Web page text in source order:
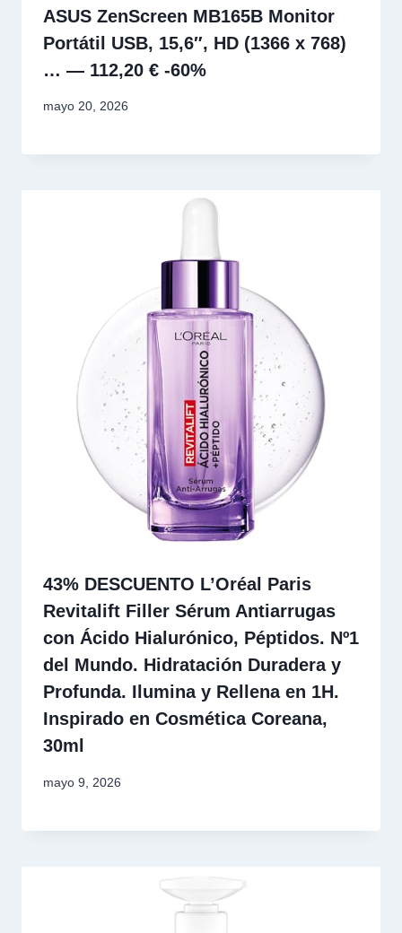
ASUS ZenScreen MB165B Monitor
Portátil USB, 15,6″, HD (1366 x 768)
… — 112,20 € -60%
mayo 20, 2026
43% DESCUENTO L’Oréal Paris
Revitalift Filler Sérum Antiarrugas
con Ácido Hialurónico, Péptidos. Nº1
del Mundo. Hidratación Duradera y
Profunda. Ilumina y Rellena en 1H.
Inspirado en Cosmética Coreana,
30ml
mayo 9, 2026